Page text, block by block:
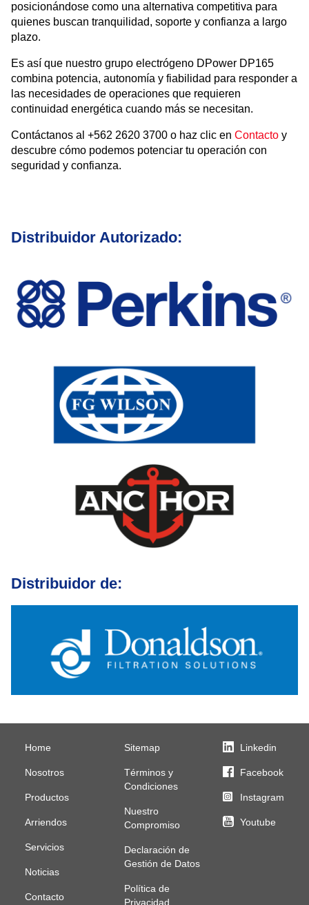
posicionándose como una alternativa competitiva para
quienes buscan tranquilidad, soporte y confianza a largo
plazo.
Es así que nuestro grupo electrógeno DPower DP165
combina potencia, autonomía y fiabilidad para responder a
las necesidades de operaciones que requieren
continuidad energética cuando más se necesitan.
Contáctanos al +562 2620 3700 o haz clic en Contacto y
descubre cómo podemos potenciar tu operación con
seguridad y confianza.
Distribuidor Autorizado:
Distribuidor de:
Home
Nosotros
Productos
Arriendos
Servicios
Noticias
Contacto
Sitemap
Términos y
Condiciones
Nuestro
Compromiso
Declaración de
Gestión de Datos
Política de
Privacidad
Linkedin
Facebook
Instagram
Youtube